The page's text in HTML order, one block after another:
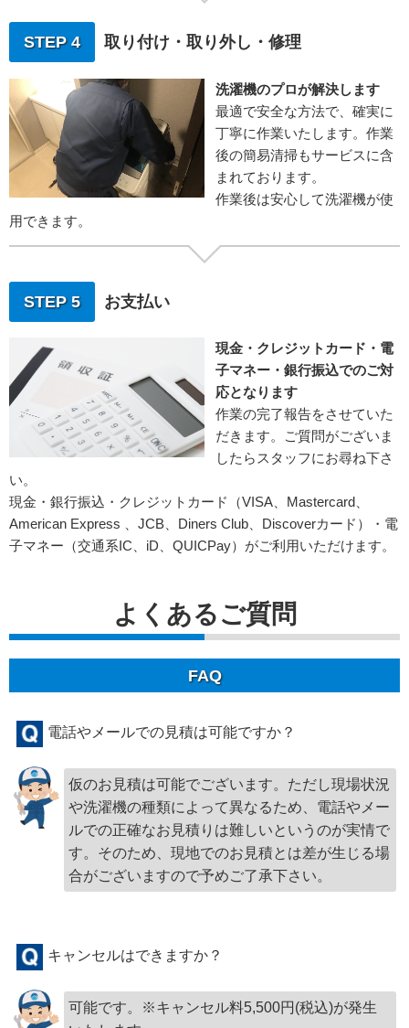
STEP 4 取り付け・取り外し・修理
洗濯機のプロが解決します
最適で安全な方法で、確実に
丁寧に作業いたします。作業
後の簡易清掃もサービスに含
まれております。
作業後は安心して洗濯機が使
用できます。
STEP 5 お支払い
現金・クレジットカード・電
子マネー・銀行振込でのご対
応となります
作業の完了報告をさせていた
だきます。ご質問がございま
したらスタッフにお尋ね下さ
い。
現金・銀行振込・クレジットカード（VISA、Mastercard、
American Express 、JCB、Diners Club、Discoverカード）・電
子マネー（交通系IC、iD、QUICPay）がご利用いただけます。
よくあるご質問
FAQ
電話やメールでの見積は可能ですか？
仮のお見積は可能でございます。ただし現場状況
や洗濯機の種類によって異なるため、電話やメー
ルでの正確なお見積りは難しいというのが実情で
す。そのため、現地でのお見積とは差が生じる場
合がございますので予めご了承下さい。
キャンセルはできますか？
可能です。※キャンセル料5,500円(税込)が発生